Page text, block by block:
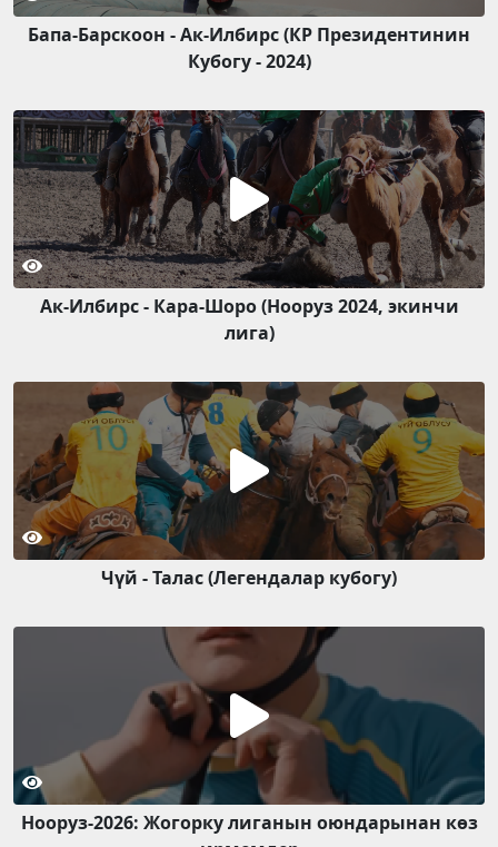
Бапа-Барскоон - Ак-Илбирс (КР Президентинин
Кубогу - 2024)
Ак-Илбирс - Кара-Шоро (Нооруз 2024, экинчи
лига)
Чүй - Талас (Легендалар кубогу)
Нооруз-2026: Жогорку лиганын оюндарынан көз